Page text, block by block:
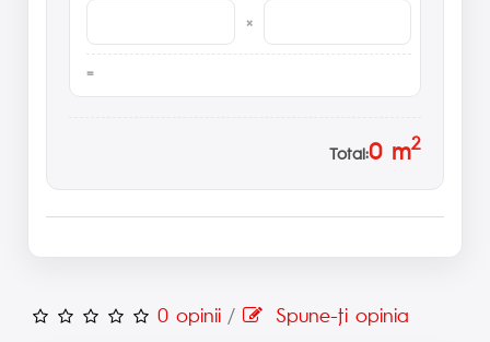
×
Total:0m2
0 opinii / Spune-ţi opinia